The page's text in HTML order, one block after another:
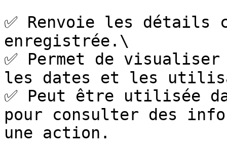
✅ Renvoie les détails
enregistrée.\
✅ Permet de
les dates et les
✅ Peut être utilisée
pour consulter des
une action.